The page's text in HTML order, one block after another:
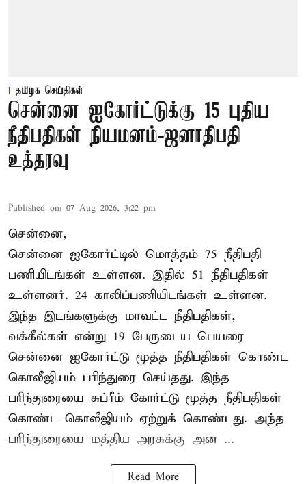
தமிழக செய்திகள்
சென்னை ஐகோர்ட்டுக்கு 15 புதிய
நீதிபதிகள் நியமனம்-ஜனாதிபதி
உத்தரவு
Published on: 07 Aug 2026, 3:22 pm
சென்னை,
சென்னை ஐகோர்ட்டில் மொத்தம் 75 நீதிபதி
பணியிடங்கள் உள்ளன. இதில் 51 நீதிபதிகள்
உள்ளனர். 24 காலிப்பணியிடங்கள் உள்ளன.
இந்த இடங்களுக்கு மாவட்ட நீதிபதிகள்,
வக்கீல்கள் என்று 19 பேருடைய பெயரை
சென்னை ஐகோர்ட்டு மூத்த நீதிபதிகள் கொண்ட
கொலீஜியம் பரிந்துரை செய்தது. இந்த
பரிந்துரையை சுப்ரீம் கோர்ட்டு மூத்த நீதிபதிகள்
கொண்ட கொலீஜியம் ஏற்றுக் கொண்டது. அந்த
பரிந்துரையை மத்திய அரசுக்கு அன ...
Read More